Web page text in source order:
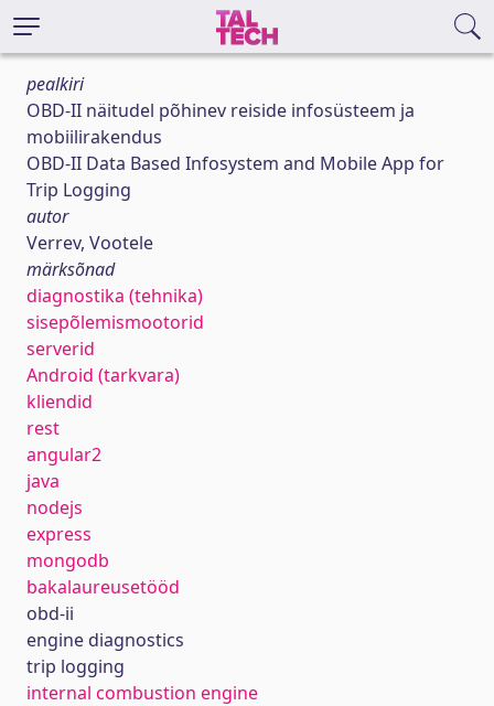
pealkiri
OBD-II näitudel põhinev reiside infosüsteem ja
mobiilirakendus
OBD-II Data Based Infosystem and Mobile App for
Trip Logging
autor
Verrev, Vootele
märksõnad
diagnostika (tehnika)
sisepõlemismootorid
serverid
Android (tarkvara)
kliendid
rest
angular2
java
nodejs
express
mongodb
bakalaureusetööd
obd-ii
engine diagnostics
trip logging
internal combustion engine